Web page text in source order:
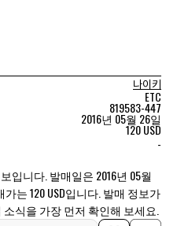
나이키
ETC
819583-447
2016년 05월 26일
120 USD
-
입니다. 발매일은 2016년 05월
는 120 USD입니다. 발매 정보가
식을 가장 먼저 확인해 보세요.